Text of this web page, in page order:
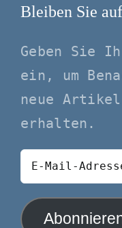
Bleiben Sie
Geben Sie
ein, um
neue
erhalten.
E-
Mail-
Adresse